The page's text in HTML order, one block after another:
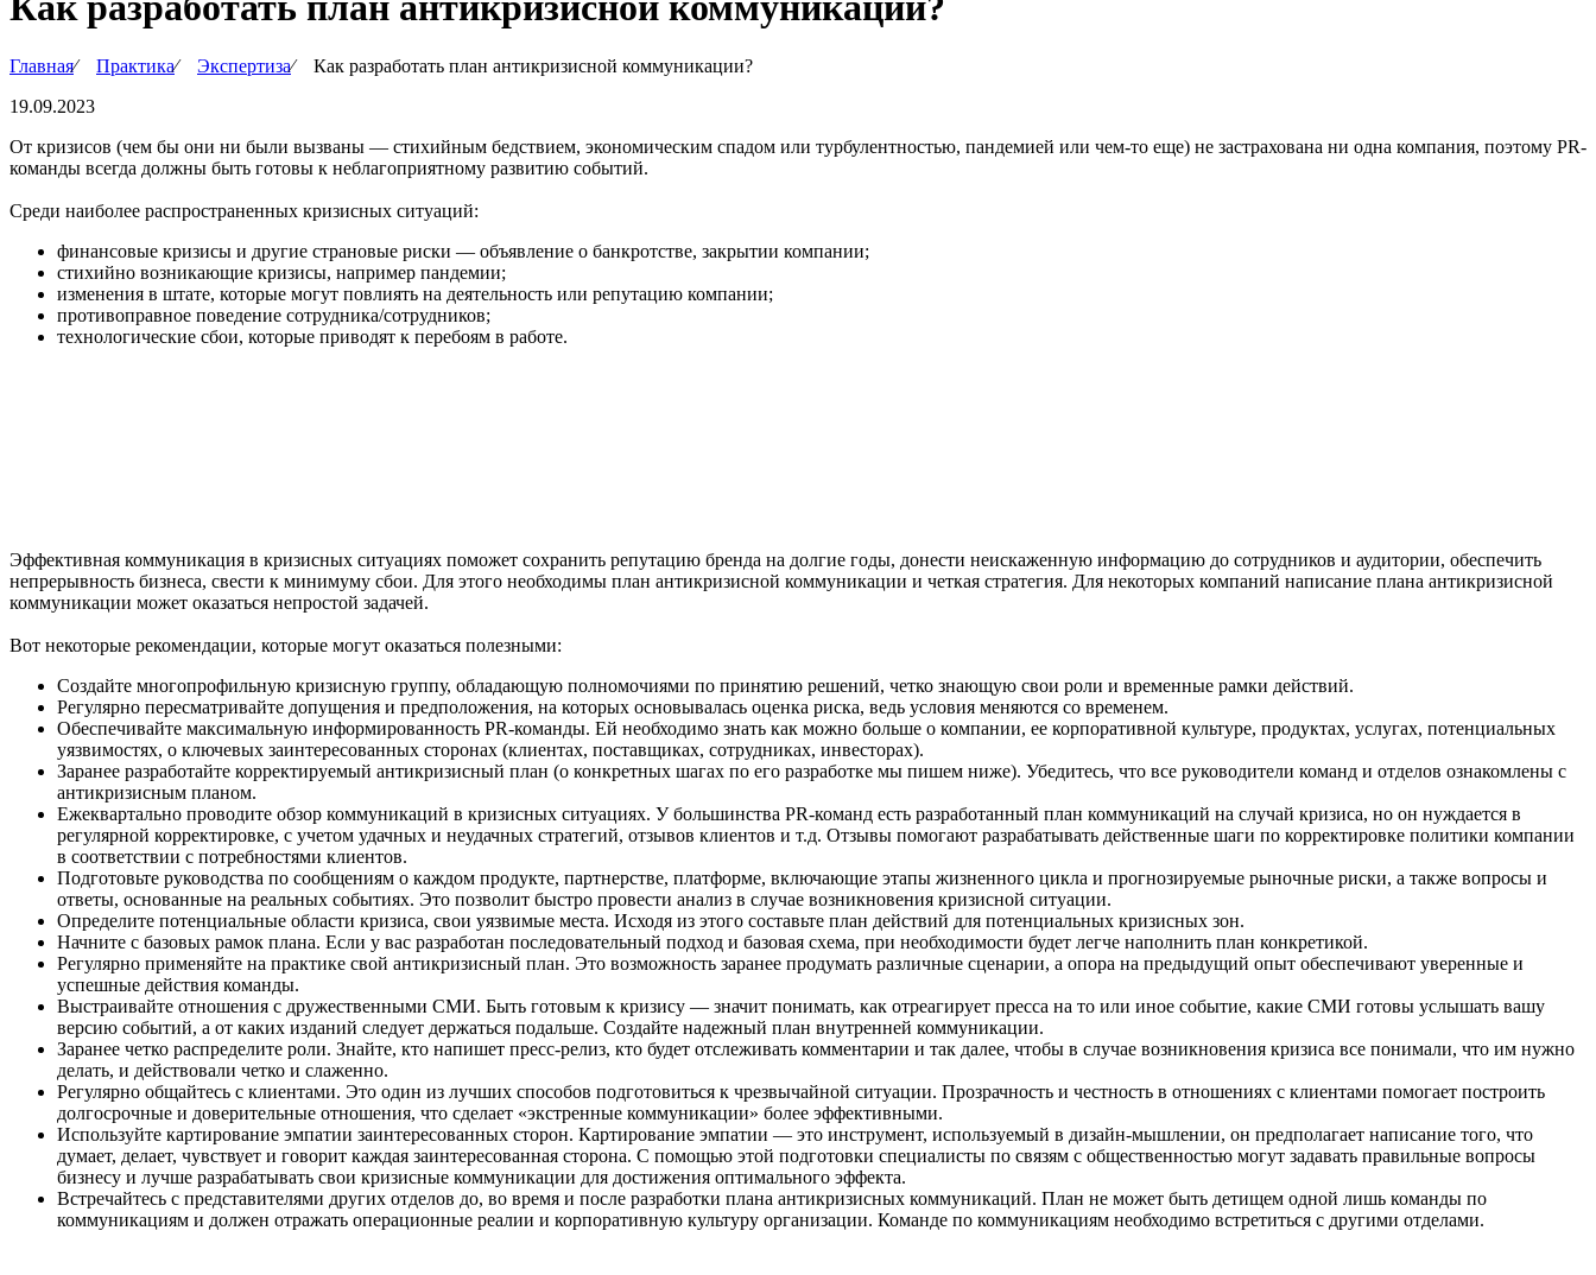
Главная∕ Практика∕ Экспертиза∕ Как разработать план антикризисной коммуникации?
19.09.2023
От кризисов (чем бы они ни были вызваны — стихийным бедствием, экономическим спадом или турбулентностью, пандемией или чем-то еще) не застрахована ни одна компания, поэтому PR-
команды всегда должны быть готовы к неблагоприятному развитию событий.
Среди наиболее распространенных кризисных ситуаций:
финансовые кризисы и другие страновые риски — объявление о банкротстве, закрытии компании;
стихийно возникающие кризисы, например пандемии;
изменения в штате, которые могут повлиять на деятельность или репутацию компании;
противоправное поведение сотрудника/сотрудников;
технологические сбои, которые приводят к перебоям в работе.
Эффективная коммуникация в кризисных ситуациях поможет сохранить репутацию бренда на долгие годы, донести неискаженную информацию до сотрудников и аудитории, обеспечить
непрерывность бизнеса, свести к минимуму сбои. Для этого необходимы план антикризисной коммуникации и четкая стратегия. Для некоторых компаний написание плана антикризисной
коммуникации может оказаться непростой задачей.
Вот некоторые рекомендации, которые могут оказаться полезными:
Создайте многопрофильную кризисную группу, обладающую полномочиями по принятию решений, четко знающую свои роли и временные рамки действий.
Регулярно пересматривайте допущения и предположения, на которых основывалась оценка риска, ведь условия меняются со временем.
Обеспечивайте максимальную информированность PR-команды. Ей необходимо знать как можно больше о компании, ее корпоративной культуре, продуктах, услугах, потенциальных
уязвимостях, о ключевых заинтересованных сторонах (клиентах, поставщиках, сотрудниках, инвесторах).
Заранее разработайте корректируемый антикризисный план (о конкретных шагах по его разработке мы пишем ниже). Убедитесь, что все руководители команд и отделов ознакомлены с
антикризисным планом.
Ежеквартально проводите обзор коммуникаций в кризисных ситуациях. У большинства PR-команд есть разработанный план коммуникаций на случай кризиса, но он нуждается в
регулярной корректировке, с учетом удачных и неудачных стратегий, отзывов клиентов и т.д. Отзывы помогают разрабатывать действенные шаги по корректировке политики компании
в соответствии с потребностями клиентов.
Подготовьте руководства по сообщениям о каждом продукте, партнерстве, платформе, включающие этапы жизненного цикла и прогнозируемые рыночные риски, а также вопросы и
ответы, основанные на реальных событиях. Это позволит быстро провести анализ в случае возникновения кризисной ситуации.
Определите потенциальные области кризиса, свои уязвимые места. Исходя из этого составьте план действий для потенциальных кризисных зон.
Начните с базовых рамок плана. Если у вас разработан последовательный подход и базовая схема, при необходимости будет легче наполнить план конкретикой.
Регулярно применяйте на практике свой антикризисный план. Это возможность заранее продумать различные сценарии, а опора на предыдущий опыт обеспечивают уверенные и
успешные действия команды.
Выстраивайте отношения с дружественными СМИ. Быть готовым к кризису — значит понимать, как отреагирует пресса на то или иное событие, какие СМИ готовы услышать вашу
версию событий, а от каких изданий следует держаться подальше. Создайте надежный план внутренней коммуникации.
Заранее четко распределите роли. Знайте, кто напишет пресс-релиз, кто будет отслеживать комментарии и так далее, чтобы в случае возникновения кризиса все понимали, что им нужно
делать, и действовали четко и слаженно.
Регулярно общайтесь с клиентами. Это один из лучших способов подготовиться к чрезвычайной ситуации. Прозрачность и честность в отношениях с клиентами помогает построить
долгосрочные и доверительные отношения, что сделает «экстренные коммуникации» более эффективными.
Используйте картирование эмпатии заинтересованных сторон. Картирование эмпатии — это инструмент, используемый в дизайн-мышлении, он предполагает написание того, что
думает, делает, чувствует и говорит каждая заинтересованная сторона. С помощью этой подготовки специалисты по связям с общественностью могут задавать правильные вопросы
бизнесу и лучше разрабатывать свои кризисные коммуникации для достижения оптимального эффекта.
Встречайтесь с представителями других отделов до, во время и после разработки плана антикризисных коммуникаций. План не может быть детищем одной лишь команды по
коммуникациям и должен отражать операционные реалии и корпоративную культуру организации. Команде по коммуникациям необходимо встретиться с другими отделами.